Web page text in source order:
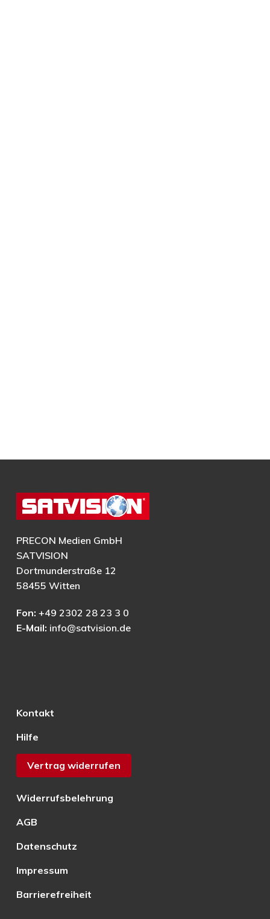
PRECON Medien GmbH
SATVISION
Dortmunderstraße 12
58455 Witten
Fon: +49 2302 28 23 3 0
E-Mail: info@satvision.de
Kontakt
Hilfe
Vertrag widerrufen
Widerrufsbelehrung
AGB
Datenschutz
Impressum
Barrierefreiheit